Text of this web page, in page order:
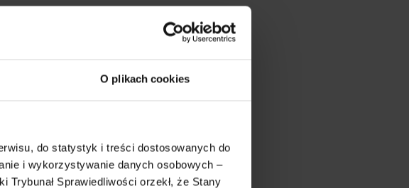
O plikach cookies
do statystyk i treści dostosowanych do
i wykorzystywanie danych osobowych –
Sprawiedliwości orzekł, że Stany